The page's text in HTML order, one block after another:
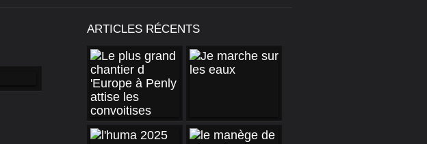
ARTICLES RÉCENTS